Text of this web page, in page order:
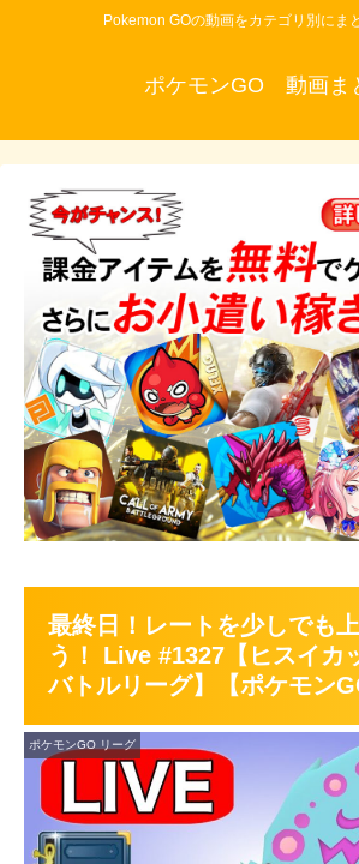
Pokemon GOの動画をカテゴリ別にま
ポケモンGO 動画ま
最終日！レートを少しでも
う！ Live #1327【ヒスイカ
バトルリーグ】【ポケモン
ポケモンGO リーグ